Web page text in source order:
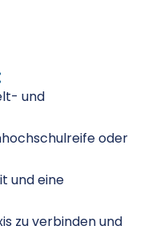
und
oder
und eine
zu verbinden und